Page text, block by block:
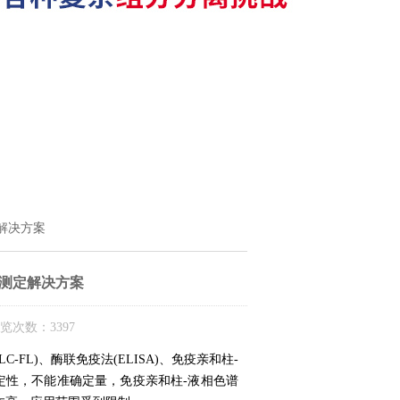
决方案
定解决方案
次数：3397
FL)、酶联免疫法(ELISA)、免疫亲和柱-
，不能准确定量，免疫亲和柱-液相色谱